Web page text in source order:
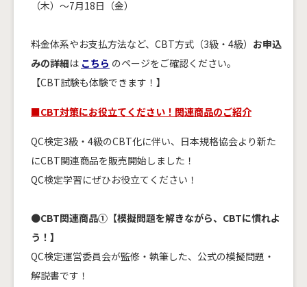
（木）～7月18日（金）
料金体系やお支払方法など、CBT方式（3級・4級） お申込
みの詳細は こちら のページをご確認ください。
【CBT試験も体験できます！】
■CBT対策にお役立てください！関連商品のご紹介
QC検定3級・4級のCBT化に伴い、日本規格協会より新た
にCBT関連商品を販売開始しました！
QC検定学習にぜひお役立てください！
●CBT関連商品①【模擬問題を解きながら、CBTに慣れよ
う！】
QC検定運営委員会が監修・執筆した、公式の模擬問題・
解説書です！